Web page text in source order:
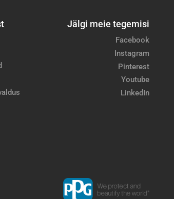
Jälgi meie tegemisi
Facebook
Instagram
Pinterest
Youtube
LinkedIn